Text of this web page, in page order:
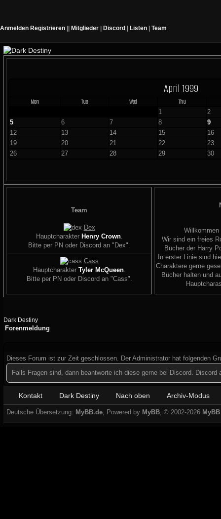
Anmelden Registrieren Mitglieder Discord Listen Team
April 1999
Mon Tue Wed Thu
1
2
5
6 7 8
9
12
13 14 15
16
19
20 21 22
23
26
27 28 29 30
Team
Dex
Hauptcharakter Henry Crown.
Bitte per PN oder Discord an "Dex".
Cass
Hauptcharakter Tyler McQueen.
Bitte per PN oder Discord an "Cass".
Wir sind ein freies
Bücher der Harry
In erster Linie sind
Charaktere gerne
Bücher halten und
Dark Destiny
Forenmeldung
Dieses Forum ist zur Zeit geschlossen. Der Administrator hat folgenden
Falls Fragen sind, dann beantworte ich diese gerne bei Discord. Discord
Kontakt Dark Destiny Nach oben Archiv-Modus
Deutsche Übersetzung: MyBB.de , Powered by MyBB , © 2002-2026